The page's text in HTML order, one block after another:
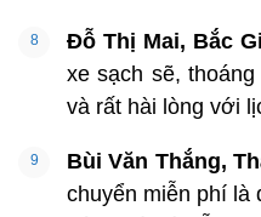
Đỗ Thị Mai, Bắc
xe sạch sẽ,
và rất hài lòng với
Bùi Văn Thắng,
chuyển miễn phí là